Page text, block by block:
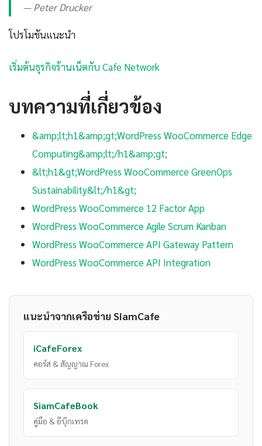
— Peter Drucker
โปรโมชันแนะนำ
เริ่มต้นธุรกิจร้านเน็ตกับ Cafe Network
บทความที่เกี่ยวข้อง
&amp;lt;h1&amp;gt;WordPress WooCommerce Edge
Computing&amp;lt;/h1&amp;gt;
&lt;h1&gt;WordPress WooCommerce GreenOps
Sustainability&lt;/h1&gt;
WordPress WooCommerce 12 Factor App
WordPress WooCommerce Agile Scrum Kanban
WordPress WooCommerce API Gateway Pattern
WordPress WooCommerce API Integration
แนะนำจากเครือข่าย SiamCafe
iCafeForex
คอร์ส & สัญญาณ Forex
SiamCafeBook
คู่มือ & อีบุ๊กเทรด